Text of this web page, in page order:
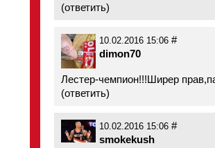
(ответить)
10.02.2016 15:06 #
dimon70
Лестер-чемпион!!!Ширер
(ответить)
10.02.2016 15:06 #
smokekush